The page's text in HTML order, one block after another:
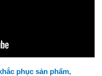
phục sản phẩm,